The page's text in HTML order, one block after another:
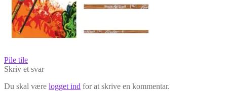
Indlægsnavigation
Forrige
indlæg:
Pile tile
Skriv et svar
Du skal være logget ind for at skrive en kommentar.